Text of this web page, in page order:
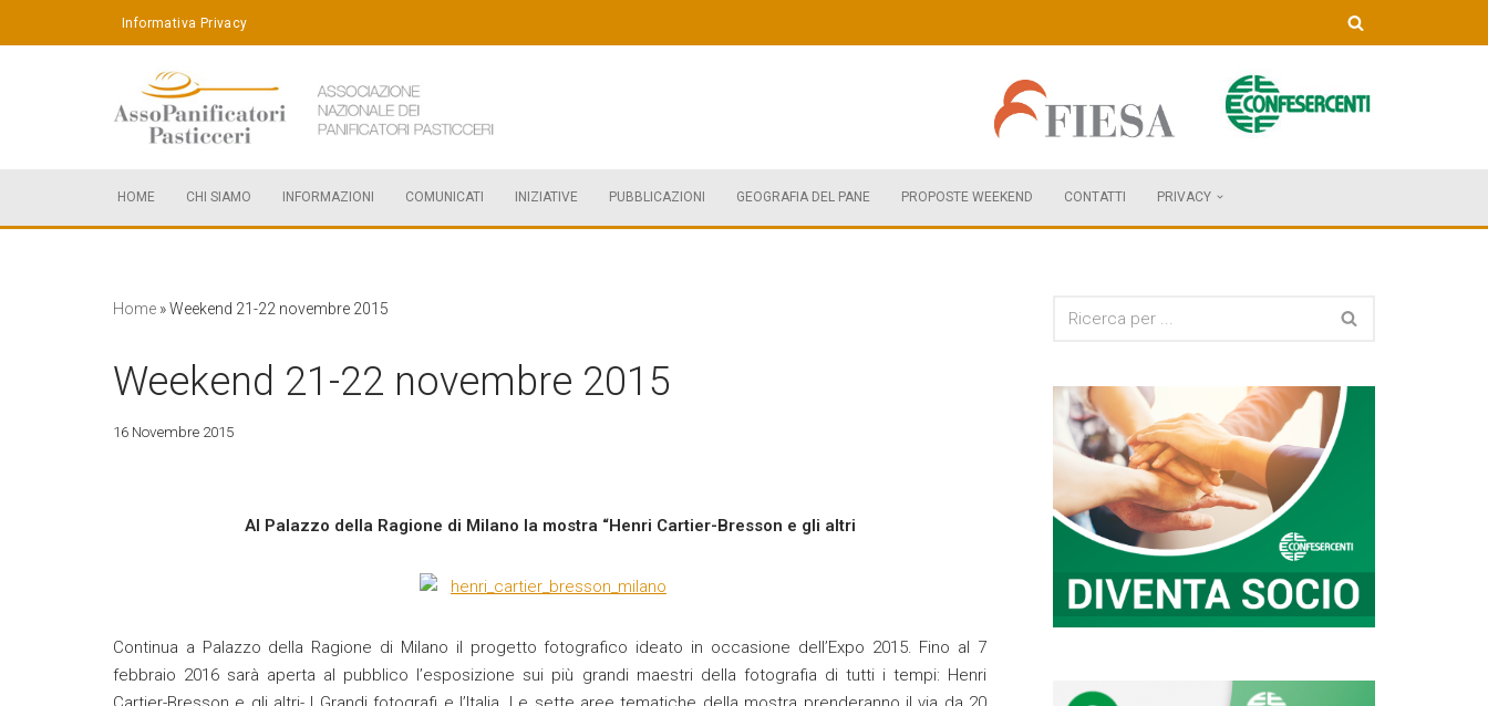
Informativa Privacy
HOME CHI SIAMO INFORMAZIONI COMUNICATI INIZIATIVE PUBBLICAZIONI GEOGRAFIA DEL PANE PROPOSTE WEEKEND CONTATTI PRIVACY
Home »Weekend 21-22 novembre 2015
Weekend 21-22 novembre 2015
16 Novembre 2015
Al Palazzo della Ragione di Milano la mostra “Henri Cartier-Bresson e gli altri
Continua a Palazzo della Ragione di Milano il progetto fotografico ideato in occasione dell’Expo 2015. Fino al 7
febbraio 2016 sarà aperta al pubblico l’esposizione sui più grandi maestri della fotografia di tutti i tempi: Henri